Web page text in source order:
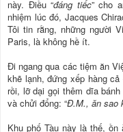
này. Điều “đáng tiếc” cho
nhiệm lúc đó, Jacques
Tôi tin rằng, những người
Paris, là không hề ít.
Đi ngang qua các tiệm ăn
khẽ lạnh, đứng xếp hàng
rồi, lỡ dại gọi thêm dĩa
và chửi đổng: “Đ.M., ăn sao
Khu phố Tàu này là thế,